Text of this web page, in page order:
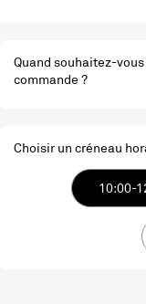
Quand souhaitez-
commande ?
Choisir un créneau
10:00-